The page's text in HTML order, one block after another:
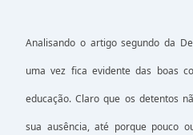
Analisando o artigo segundo da
uma vez fica evidente das boas
educação. Claro que os detentos
sua ausência, até porque pouco